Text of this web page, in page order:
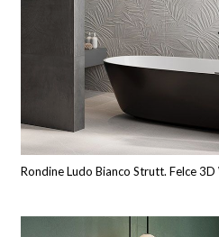
Rondine Ludo Bianco Strutt. Felce